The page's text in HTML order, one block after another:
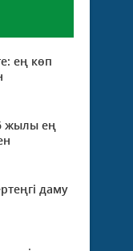
ең көп
жылы ең
даму